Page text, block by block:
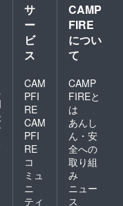
サ
ー
ビ
ス
CAM
PFI
RE
CAM
PFI
RE
コ
ミュ
ニ
ティ
CAMP
FIRE
につい
て
CAMP
FIREと
は
あんし
ん・安
全への
取り組
み
ニュー
ス